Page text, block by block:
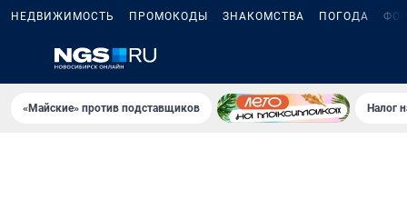
НЕДВИЖИМОСТЬ ПРОМОКОДЫ ЗНАКОМСТВА ПОГОДА
«Майские» против подставщиков Налог